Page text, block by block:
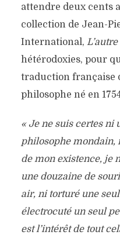
attendre deux cents
collection de Jean-
International,
hétérodoxies, pour
traduction française
philosophe né en
« Je ne suis certes ni
philosophe mondain,
de mon existence, je
une douzaine de
air, ni torturé une
électrocuté un seul
est l’intérêt de tout